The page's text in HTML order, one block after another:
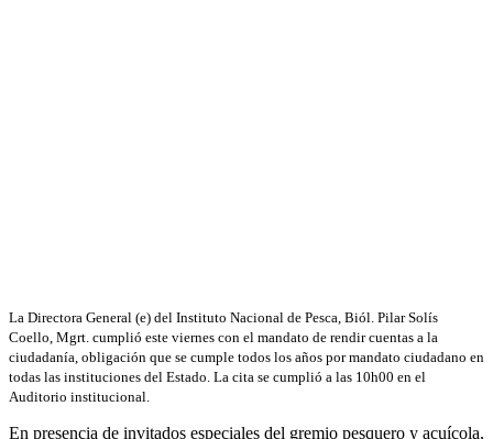
La Directora General (e) del Instituto Nacional de Pesca, Biól. Pilar Solís
Coello, Mgrt. cumplió este viernes con el mandato de rendir cuentas a la
ciudadanía, obligación que se cumple todos los años por mandato ciudadano en
todas las instituciones del Estado. La cita se cumplió a las 10h00 en el
Auditorio institucional.
En presencia de invitados especiales del gremio pesquero y acuícola,